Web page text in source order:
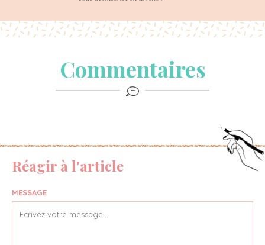
Commentaires
Réagir à l'article
MESSAGE